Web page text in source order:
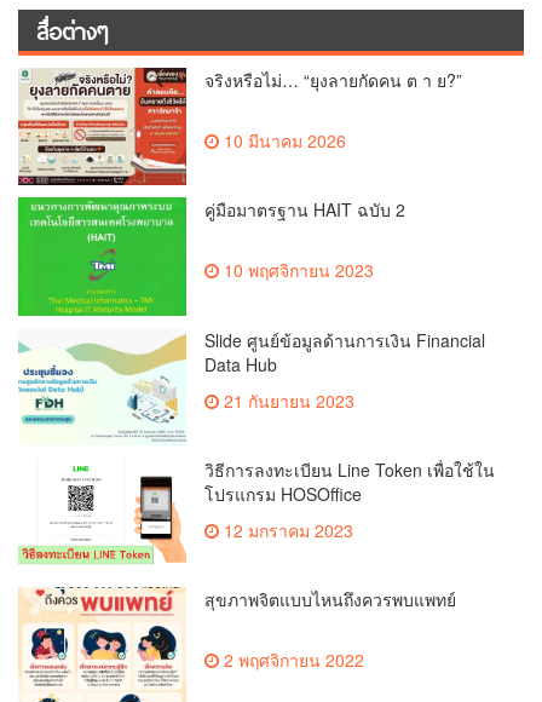
สื่อต่างๆ
จริงหรือไม่… “ยุงลายกัดคน ต า ย?”
10 มีนาคม 2026
คู่มือมาตรฐาน HAIT ฉบับ 2
10 พฤศจิกายน 2023
Slide ศูนย์ข้อมูลด้านการเงิน Financial
Data Hub
21 กันยายน 2023
วิธีการลงทะเบียน Line Token เพื่อใช้ใน
โปรแกรม HOSOffice
12 มกราคม 2023
สุขภาพจิตแบบไหนถึงควรพบแพทย์
2 พฤศจิกายน 2022